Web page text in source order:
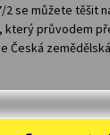
prázdnin
2026
Čapka
2 se můžete těšit
který průvodem
Česká